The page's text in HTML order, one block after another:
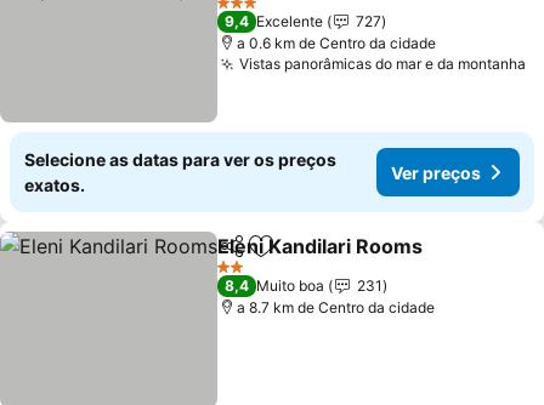
3 Estrelas
9,4 Excelente
727
a 0.6 km de Centro da cidade
Vistas panorâmicas do mar e da montanha
Selecione as datas para ver os preços
exatos.
Ver preços
PartilharAdicionar aos favoritos
Eleni Kandilari Rooms
2 Estrelas
8,4 Muito boa
231
a 8.7 km de Centro da cidade